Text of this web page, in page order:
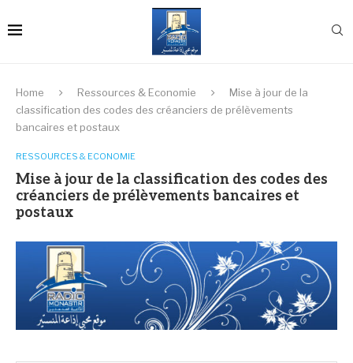
Home Ressources & Economie
Mise à jour de la
classification des codes des créanciers de prélèvements
bancaires et postaux
RESSOURCES & ECONOMIE
Mise à jour de la classification des codes des
créanciers de prélèvements bancaires et
postaux